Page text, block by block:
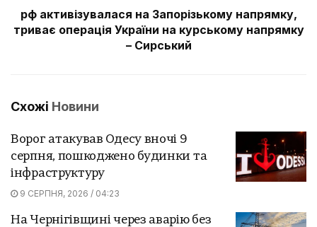
рф активізувалася на Запорізькому напрямку,
триває операція України на курському напрямку
– Сирський
Схожі Новини
Ворог атакував Одесу вночі 9
серпня, пошкоджено будинки та
інфраструктуру
9 СЕРПНЯ, 2026 / 04:23
На Чернігівщині через аварію без